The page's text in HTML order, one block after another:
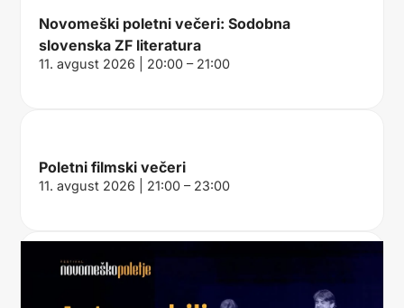
Novomeški poletni večeri: Sodobna
slovenska ZF literatura
11. avgust 2026 | 20:00 – 21:00
Poletni filmski večeri
11. avgust 2026 | 21:00 – 23:00